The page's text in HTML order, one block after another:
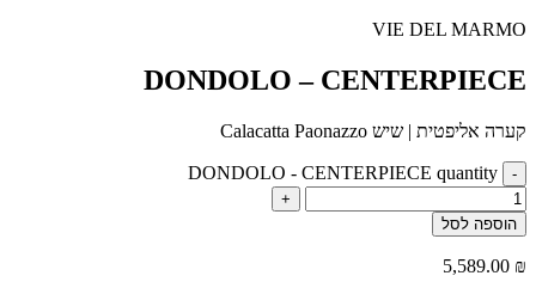
VIE DEL MARMO
DONDOLO – CENTERPIECE
קערה אליפטית | שיש Calacatta Paonazzo
-
DONDOLO - CENTERPIECE quantity
+
הוספה לסל
5,589.00 ₪